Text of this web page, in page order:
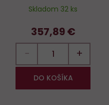
Skladom 32 ks
357,89 €
− +
DO KOŠÍKA